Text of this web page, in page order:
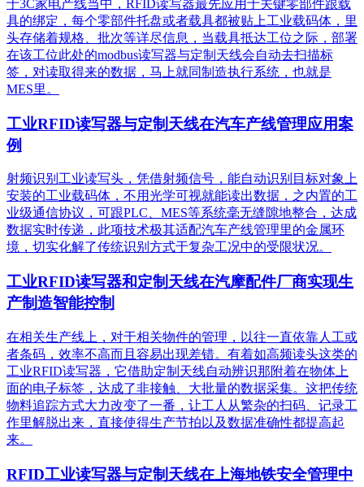
于3C家电产线当中，RFID读写器最先应用于关键零部件跟载
具的绑定，每个零部件托盘或者载具都被贴上工业载码体，里
头存储着规格、批次等详尽信息，当载具抵达工位之际，部署
在该工位此处的modbus读写器与定制天线会自动去扫描标
签，对读取得来的数据，马上就同制造执行系统，也就是
MES里。
工业RFID读写器与定制天线在汽车产线管理应用案
例
射频识别工业读写头，凭借射频信号，能自动识别目标对象上
安装的工业载码体，不用光学可视就能读出数据，之内置的工
业级通信协议，可跟PLC、MES等系统毫无缝隙地整合，达成
数据实时传递，此项技术极其适配汽车产线管理里的金属环
境，切实化解了传统识别方式于复杂工况中的受限状况。
工业RFID读写器和定制天线在汽摩配件厂商实现生
产制造智能控制
在相关生产线上，对于相关物件的管理，以往一直依靠人工或
者条码，效率不高而且容易出现差错。有着如高频读头这类的
工业RFID读写器，它借助定制天线自动辨识那附着在物体上
面的电子标签，达成了非接触、大批量的数据采集。这把传统
物料追踪方式大力改变了一番，让工人从繁杂的扫码、记录工
作里解脱出来，直接使得生产节拍以及数据准确性都提高起
来。
RFID工业读写器与定制天线在上海地铁安全管理中